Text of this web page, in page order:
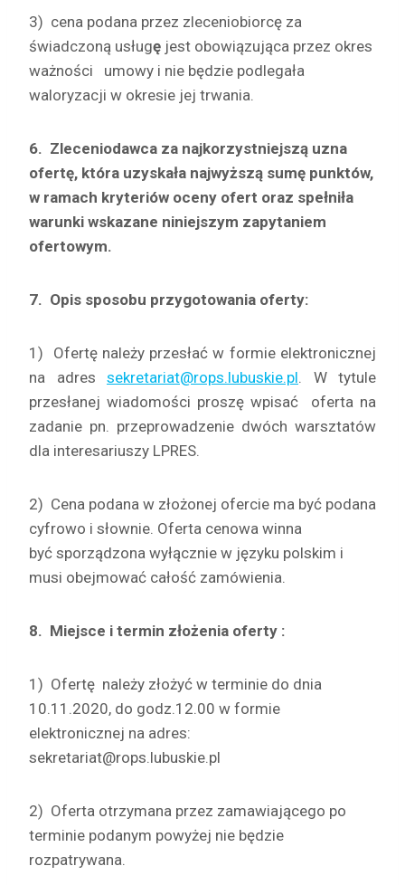
3) cena podana przez zleceniobiorcę za
świadczoną usługę jest obowiązująca przez okres
ważności umowy i nie będzie podlegała
waloryzacji w okresie jej trwania.
6. Zleceniodawca za najkorzystniejszą uzna
ofertę, która uzyskała najwyższą sumę punktów,
w ramach kryteriów oceny ofert oraz spełniła
warunki wskazane niniejszym zapytaniem
ofertowym.
7. Opis sposobu przygotowania oferty:
1) Ofertę należy przesłać w formie elektronicznej
na adres sekretariat@rops.lubuskie.pl. W tytule
przesłanej wiadomości proszę wpisać oferta na
zadanie pn. przeprowadzenie dwóch warsztatów
dla interesariuszy LPRES.
2) Cena podana w złożonej ofercie ma być podana
cyfrowo i słownie. Oferta cenowa winna
być sporządzona wyłącznie w języku polskim i
musi obejmować całość zamówienia.
8. Miejsce i termin złożenia oferty :
1) Ofertę należy złożyć w terminie do dnia
10.11.2020, do godz.12.00 w formie
elektronicznej na adres:
sekretariat@rops.lubuskie.pl
2) Oferta otrzymana przez zamawiającego po
terminie podanym powyżej nie będzie
rozpatrywana.